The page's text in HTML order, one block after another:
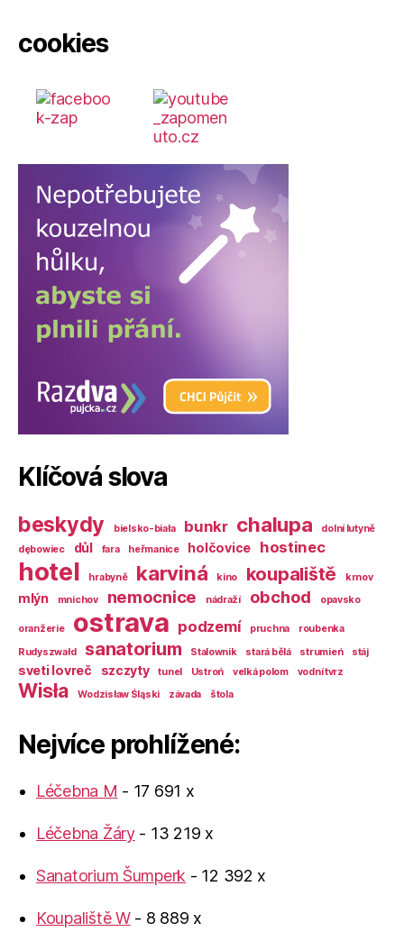
cookies
Klíčová slova
beskydy bielsko-biała bunkr chalupa
dolní lutyně
dębowiec
důl fara heřmanice holčovice hostinec
hotel hrabyně karviná kino koupaliště krnov
mlýn mnichov nemocnice nádraží obchod opavsko
oranžerie ostrava podzemí pruchna
roubenka
Rudyszwałd
sanatorium Stalownik stará bělá strumień stáj
sveti lovreč szczyty tunel Ustroń velká polom vodní tvrz
Wisła Wodzisław Śląski závada štola
Nejvíce prohlížené:
Léčebna M - 17 691 x
Léčebna Žáry- 13 219 x
Sanatorium Šumperk - 12 392 x
Koupaliště W- 8 889 x